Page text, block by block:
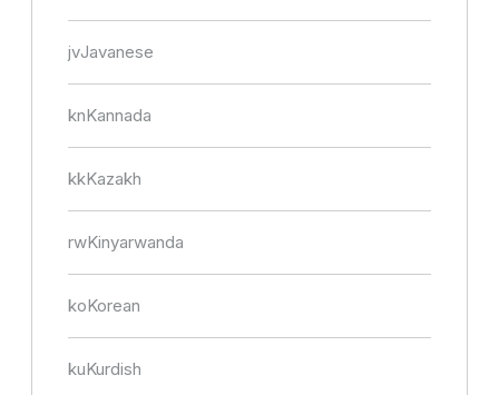
jvJavanese
knKannada
kkKazakh
rwKinyarwanda
koKorean
kuKurdish